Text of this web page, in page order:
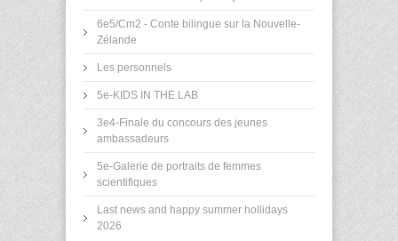
6e5/Cm2 - Conte bilingue sur la Nouvelle-
Zélande
Les personnels
5e-KIDS IN THE LAB
3e4-Finale du concours des jeunes
ambassadeurs
5e-Galerie de portraits de femmes
scientifiques
Last news and happy summer hollidays
2026